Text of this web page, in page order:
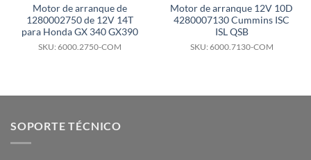
Motor de arranque de
1280002750 de 12V 14T
para Honda GX 340 GX390
SKU: 6000.2750-COM
Motor de arranque 12V 10D
4280007130 Cummins ISC
ISL QSB
SKU: 6000.7130-COM
SOPORTE TÉCNICO